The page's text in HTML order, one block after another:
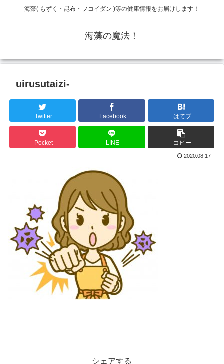
海藻( もずく・昆布・フコイダン )等の健康情報をお届けします！
海藻の魔法！
uirusutaizi-
Twitter Facebook はてブ
Pocket LINE コピー
2020.08.17
シェアする